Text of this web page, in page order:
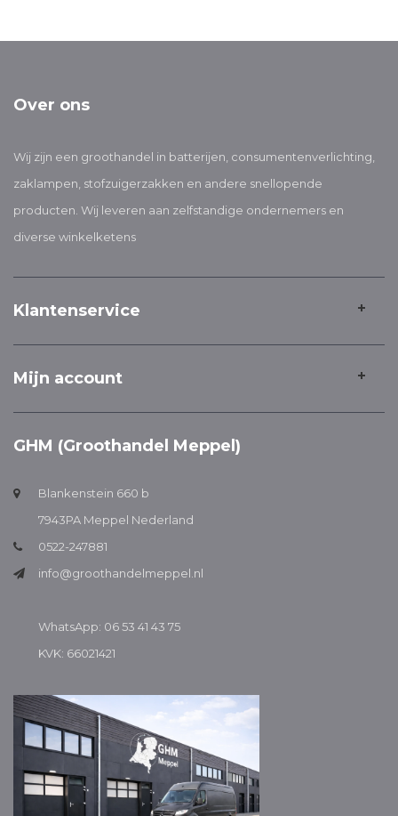
Over ons
Wij zijn een groothandel in batterijen, consumentenverlichting,
zaklampen, stofzuigerzakken en andere snellopende
producten. Wij leveren aan zelfstandige ondernemers en
diverse winkelketens
Klantenservice
Mijn account
GHM (Groothandel Meppel)
Blankenstein 660 b
7943PA Meppel Nederland
0522-247881
info@groothandelmeppel.nl
WhatsApp: 06 53 41 43 75
KVK: 66021421